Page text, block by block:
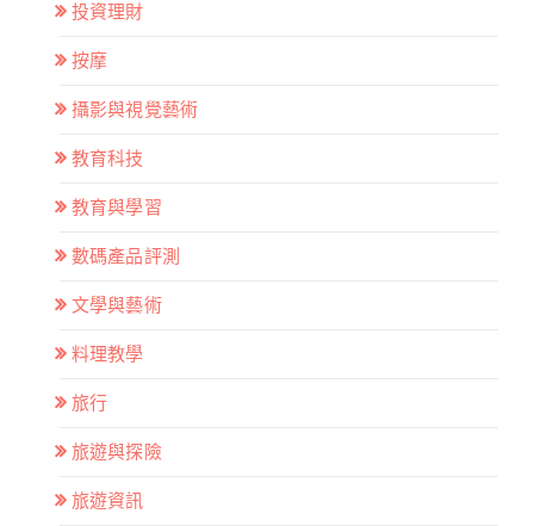
投資理財
按摩
攝影與視覺藝術
教育科技
教育與學習
數碼產品評測
文學與藝術
料理教學
旅行
旅遊與探險
旅遊資訊